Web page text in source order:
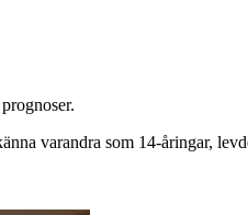
varandra som 14-åringar,